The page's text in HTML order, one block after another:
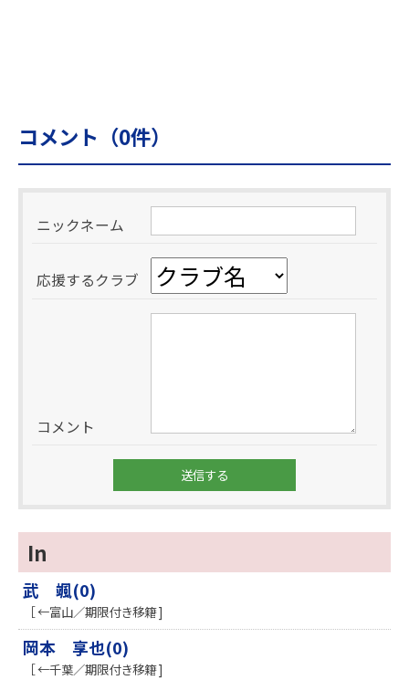
コメント（0件）
ニックネーム
応援するクラブ
コメント
In
武 颯(0)
［ ←富山／期限付き移籍 ]
岡本 享也(0)
［ ←千葉／期限付き移籍 ]